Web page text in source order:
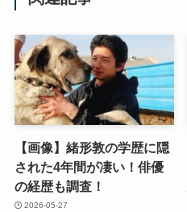
【画像】緒形敦の学歴に隠
された4年間が凄い！俳優
の経歴も調査！
2026-05-27